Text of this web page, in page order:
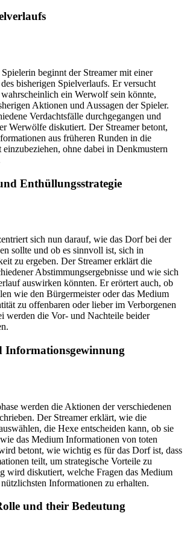
beginnt der Streamer mit einer
bisherigen Spielverlaufs. Er versucht
ein Werwolf sein könnte,
Aktionen und Aussagen der Spieler.
Verdachtsfälle durchgegangen und
Werwölfe diskutiert. Der Streamer betont,
aus früheren Runden in die
ohne dabei in Denkmustern
Enthüllungsstrategie
sich nun darauf, wie das Dorf bei der
sollte und ob es sinnvoll ist, sich in
zu ergeben. Der Streamer erklärt die
Abstimmungsergebnisse und wie sich
auswirken könnten. Er erörtert auch, ob
wie den Bürgermeister oder das Medium
zu offenbaren oder lieber im Verborgenen
werden die Vor- und Nachteile beider
Informationsgewinnung
werden die Aktionen der verschiedenen
Der Streamer erklärt, wie die
die Hexe entscheiden kann, ob sie
das Medium Informationen von toten
betont, wie wichtig es für das Dorf ist, dass
teilt, um strategische Vorteile zu
wird diskutiert, welche Fragen das Medium
Informationen zu erhalten.
und their Bedeutung